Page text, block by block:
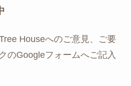
Houseへのご意見、ご要
のGoogleフォームへご記入